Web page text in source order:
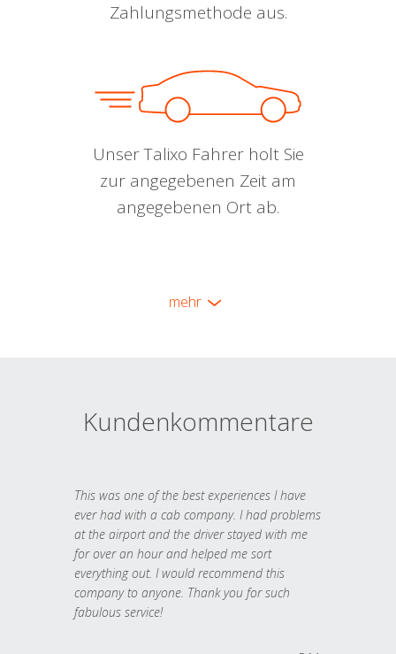
Zahlungsmethode aus.
Unser Talixo Fahrer holt Sie
zur angegebenen Zeit am
angegebenen Ort ab.
mehr
Kundenkommentare
This was one of the best experiences I have
ever had with a cab company. I had problems
at the airport and the driver stayed with me
for over an hour and helped me sort
everything out. I would recommend this
company to anyone. Thank you for such
fabulous service!